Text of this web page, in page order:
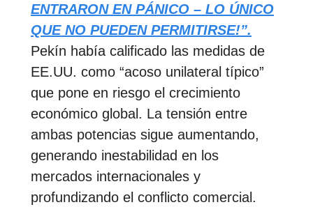
ENTRARON EN PÁNICO – LO ÚNICO
QUE NO PUEDEN PERMITIRSE!”.
Pekín había calificado las medidas de
EE.UU. como “acoso unilateral típico”
que pone en riesgo el crecimiento
económico global. La tensión entre
ambas potencias sigue aumentando,
generando inestabilidad en los
mercados internacionales y
profundizando el conflicto comercial.